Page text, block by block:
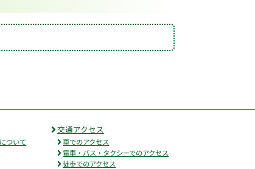
ついて
交通アクセス
車でのアクセス
電車・バス・タクシーでのアクセス
徒歩でのアクセス